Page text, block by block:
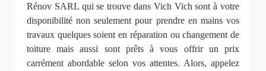
Rénov SARL qui se trouve dans Vich Vich sont à votre
disponibilité non seulement pour prendre en mains vos
travaux quelques soient en réparation ou changement de
toiture mais aussi sont prêts à vous offrir un prix
carrément abordable selon vos attentes. Alors, appelez